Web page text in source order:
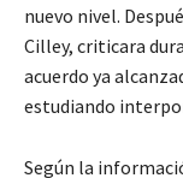
nuevo nivel.
Cilley, criticara
acuerdo ya
estudiando
Según la